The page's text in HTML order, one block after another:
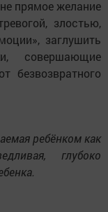
прямое желание
злостью,
заглушить
совершающие
безвозвратного
ребёнком как
глубоко